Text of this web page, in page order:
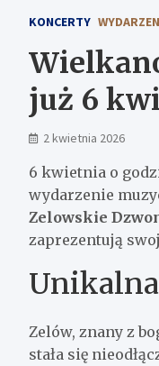
KONCERTY
już 6
2 kwietnia 2026
6 kwietnia o
wydarzenie
Zelowskie
zaprezentują
Zelów, znany z
stała się